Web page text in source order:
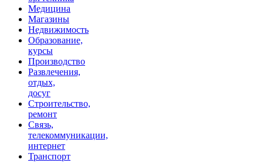
Медицина
Магазины
Недвижимость
Образование,
курсы
Производство
Развлечения,
отдых,
досуг
Строительство,
ремонт
Связь,
телекоммуникации,
интернет
Транспорт